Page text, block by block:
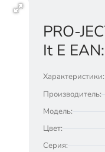
PRO-
It E
Характеристики:
Производитель:
Модель:
Цвет:
Серия: